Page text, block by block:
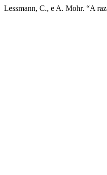
Lessmann, C., e A. Mohr. “A